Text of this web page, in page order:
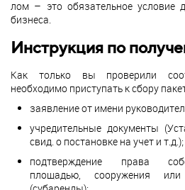
лом – это обязательное условие
бизнеса.
Инструкция по
Как только вы проверили
необходимо приступать к сбору
заявление от имени
учредительные документы
свид. о постановке на учет и т.д.);
подтверждение права
площадью, сооружения